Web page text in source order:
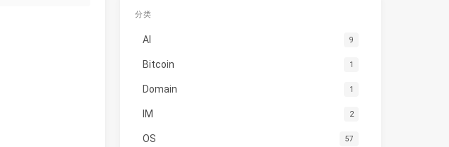
分类
AI 9
Bitcoin 1
Domain 1
IM 2
OS 57